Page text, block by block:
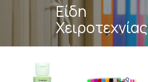
Είδη
Χειροτεχνίας